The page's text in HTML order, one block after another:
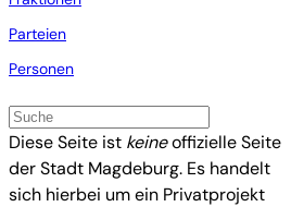
Parteien
Personen
Diese Seite ist keineoffizielle Seite
der Stadt Magdeburg. Es handelt
sich hierbei um ein Privatprojekt